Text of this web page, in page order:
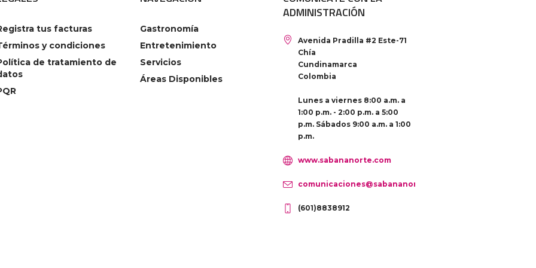
tus facturas
y condiciones
de tratamiento de
Gastronomía
Entretenimiento
Servicios
Áreas Disponibles
ADMINISTRACIÓN
Avenida Pradilla #2 Este-71
Chía
Cundinamarca
Colombia
Lunes a viernes 8:00 a.m. a
1:00 p.m. - 2:00 p.m. a 5:00
p.m. Sábados 9:00 a.m. a 1:00
p.m.
www.sabananorte.com
comunicaciones@sabananorte.com
(601)8838912